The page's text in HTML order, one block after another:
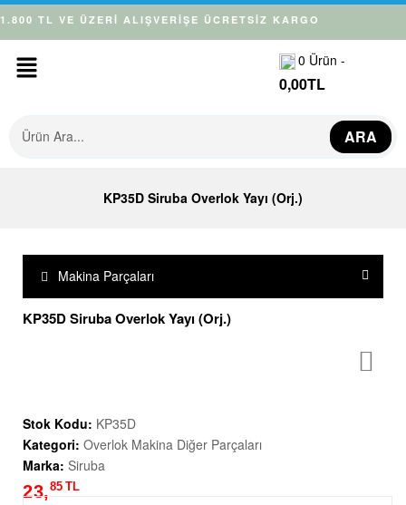
1.800 TL VE ÜZERİ ALIŞVERİŞE ÜCRETSİZ KARGO
0 Ürün -
0,00TL
ARA
KP35D Siruba Overlok Yayı (Orj.)
Makina Parçaları
KP35D Siruba Overlok Yayı (Orj.)
Stok Kodu: KP35D
Kategori: Overlok Makina Diğer Parçaları
Marka: Siruba
23,85 TL